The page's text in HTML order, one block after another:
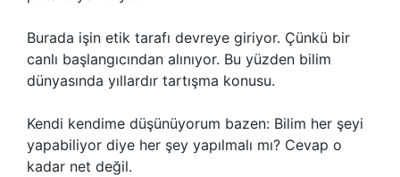
Burada işin etik tarafı devreye giriyor. Çünkü bir
canlı başlangıcından alınıyor. Bu yüzden bilim
dünyasında yıllardır tartışma konusu.
Kendi kendime düşünüyorum bazen: Bilim her şeyi
yapabiliyor diye her şey yapılmalı mı? Cevap o
kadar net değil.